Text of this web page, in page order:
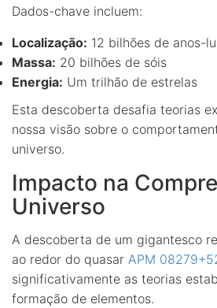
Dados-chave incluem:
Localização: 12 bilhões de anos-
Massa: 20 bilhões de sóis
Energia: Um trilhão de estrelas
Esta descoberta desafia teorias
nossa visão sobre o
universo.
Impacto na
Universo
A descoberta de um gigantesco
ao redor do quasar APM
significativamente as teorias
formação de elementos.